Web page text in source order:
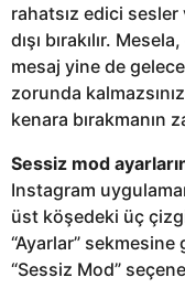
rahatsız edici
dışı bırakılır.
mesaj yine de
zorunda
kenara bırakmanın
Sessiz mod
Instagram
üst köşedeki üç
“Ayarlar” sekmesine
“Sessiz Mod”